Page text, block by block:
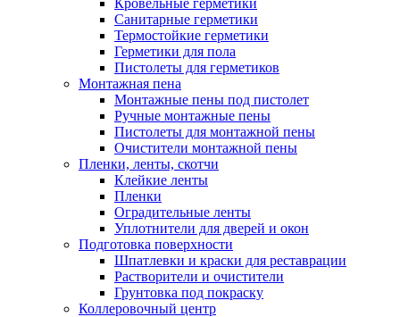
Санитарные герметики
Термостойкие герметики
Герметики для пола
Пистолеты для герметиков
Монтажная пена
Монтажные пены под пистолет
Ручные монтажные пены
Пистолеты для монтажной пены
Очистители монтажной пены
Пленки, ленты, скотчи
Клейкие ленты
Пленки
Оградительные ленты
Уплотнители для дверей и окон
Подготовка поверхности
Шпатлевки и краски для реставрации
Растворители и очистители
Грунтовка под покраску
Коллеровочный центр